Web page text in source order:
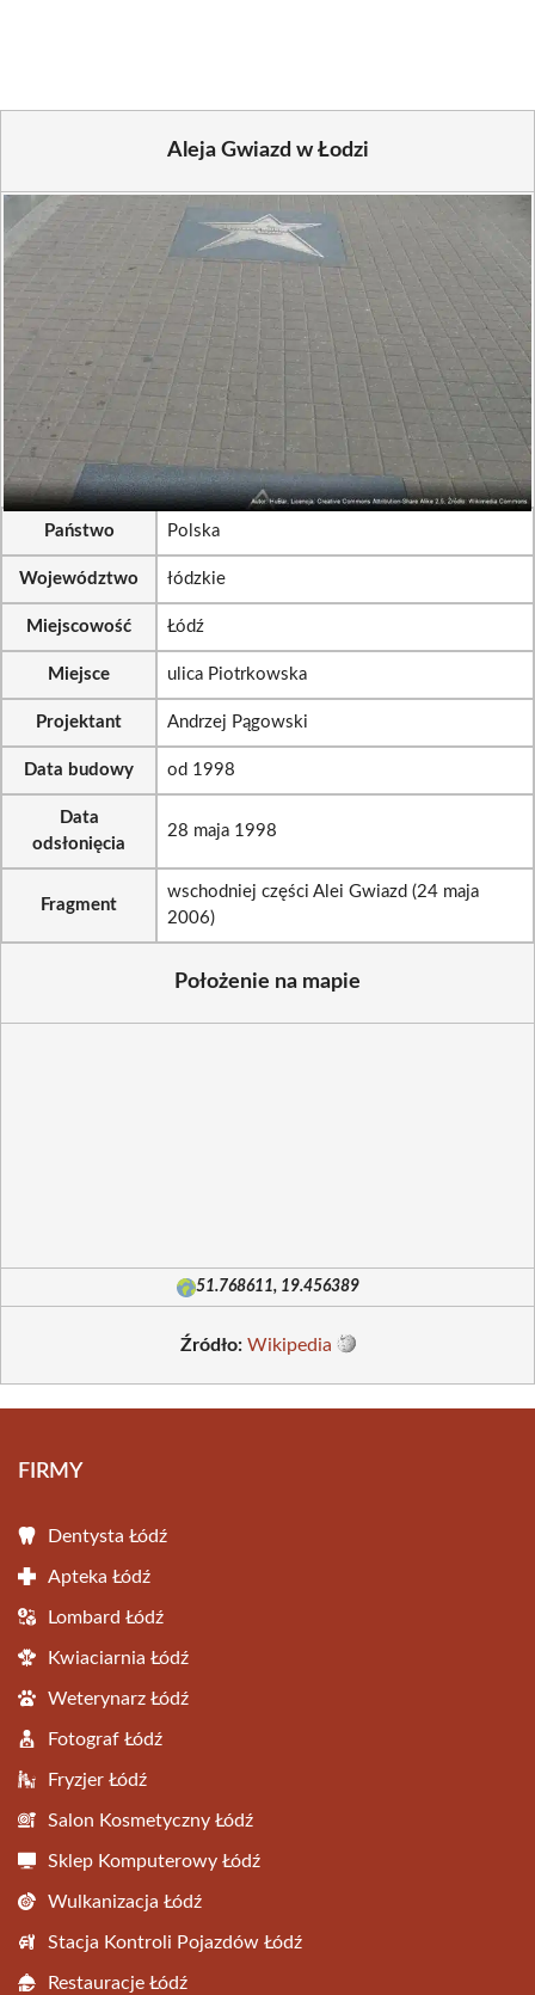
Aleja Gwiazd w Łodzi
Państwo Polska
Województwo łódzkie
Miejscowość Łódź
Miejsce ulica Piotrkowska
Projektant Andrzej Pągowski
Data budowy od 1998
Data
odsłonięcia
28 maja 1998
Fragment
wschodniej części Alei Gwiazd (24 maja
2006)
Położenie na mapie
51.768611, 19.456389
Źródło: Wikipedia
FIRMY
Dentysta Łódź
Apteka Łódź
Lombard Łódź
Kwiaciarnia Łódź
Weterynarz Łódź
Fotograf Łódź
Fryzjer Łódź
Salon Kosmetyczny Łódź
Sklep Komputerowy Łódź
Wulkanizacja Łódź
Stacja Kontroli Pojazdów Łódź
Restauracje Łódź